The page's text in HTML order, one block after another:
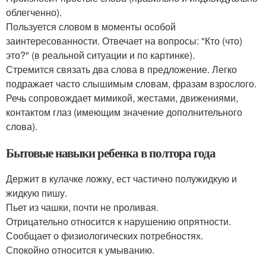
облегченно).
Пользуется словом в моменты особой
заинтересованности. Отвечает на вопросы: "Кто (что)
это?" (в реальной ситуации и по картинке).
Стремится связать два слова в предложение. Легко
подражает часто слышимым словам, фразам взрослого.
Речь сопровождает мимикой, жестами, движениями,
контактом глаз (имеющим значение дополнительного
слова).
Бытовые навыки ребенка в полтора года
Держит в кулачке ложку, ест частично полужидкую и
жидкую пишу.
Пьет из чашки, почти не проливая.
Отрицательно относится к нарушению опрятности.
Сообщает о физиологических потребностях.
Спокойно относится к умыванию.